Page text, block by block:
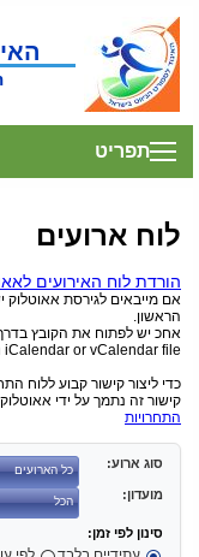
תפריט
לוח ארועים
הורדת לוח האירועים
אם מייבאים לגירסת
הראשון.
אחכ יש לפתוח את הקובץ
or vCalendar file
כדי ליצור קישור קבוע ללוח
קישור זה נתמך על ידי אאוטלוק 2007 ומעלה, או iCal של מק, או יומן גוגל
התחרויות
סוג ארוע:
מועדון:
סינון לפי זמן: